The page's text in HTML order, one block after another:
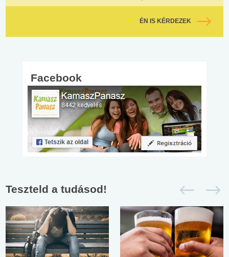
ÉN IS KÉRDEZEK
Facebook
Teszteld a tudásod!